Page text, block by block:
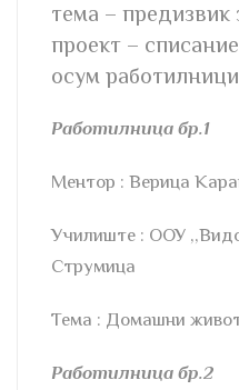
тема – предизвик
проект –
осум
Работилница бр.1
Ментор : Верица
Училиште : ООУ
Струмица
Тема : Домашни
Работилница бр.2